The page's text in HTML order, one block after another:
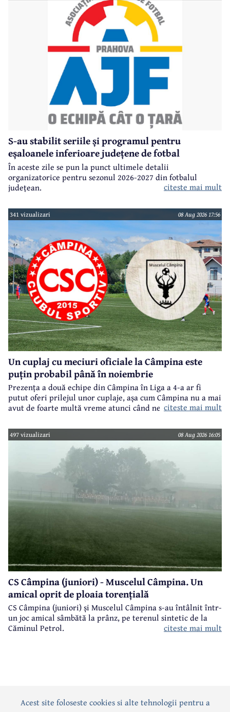
S-au stabilit seriile și programul pentru
eșaloanele inferioare județene de fotbal
În aceste zile se pun la punct ultimele detalii
organizatorice pentru sezonul 2026-2027 din fotbalul
județean.
citeste mai mult
341 vizualizari 08 Aug 2026 17:56
Un cuplaj cu meciuri oficiale la Câmpina este
puțin probabil până în noiembrie
Prezența a două echipe din Câmpina în Liga a 4-a ar fi
putut oferi prilejul unor cuplaje, așa cum Câmpina nu a mai
avut de foarte multă vreme atunci când ne referim la
citeste mai mult
497 vizualizari 08 Aug 2026 16:05
CS Câmpina (juniori) - Muscelul Câmpina. Un
amical oprit de ploaia torențială
CS Câmpina (juniori) și Muscelul Câmpina s-au întâlnit într-
un joc amical sâmbătă la prânz, pe terenul sintetic de la
Căminul Petrol.
citeste mai mult
Acest site foloseste cookies si alte tehnologii pentru a